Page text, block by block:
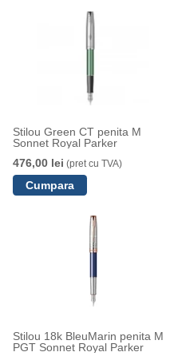
Stilou Green CT penita M
Sonnet Royal Parker
476,00 lei (pret cu TVA)
Stilou 18k BleuMarin penita M
PGT Sonnet Royal Parker